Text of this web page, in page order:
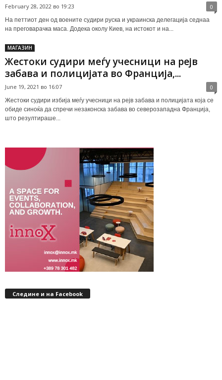
February 28, 2022 во 19:23 0
На петтиот ден од воените судири руска и украинска делегација седнаа
на преговарачка маса. Додека околу Киев, на истокот и на...
МАГАЗИН
Жестоки судири меѓу учесници на рејв
забава и полицијата во Франција,...
June 19, 2021 во 16:07 0
Жестоки судири избија меѓу учесници на рејв забава и полицијата која се
обиде синоќа да спречи незаконска забава во северозападна Франција,
што резултираше...
Следине и на Facebook